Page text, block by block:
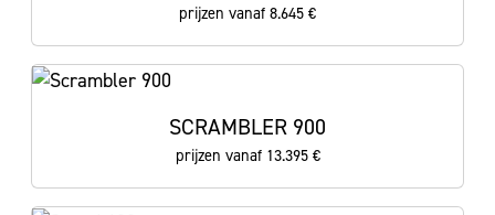
prijzen vanaf 8.645 €
SCRAMBLER 900
prijzen vanaf 13.395 €